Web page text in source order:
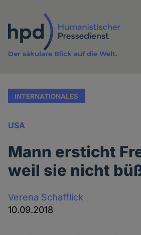
Inhalt
Der säkulare Blick auf die Welt.
INTERNATIONALES
USA
Mann ersticht
weil sie nicht
Verena Schafflick
10.09.2018